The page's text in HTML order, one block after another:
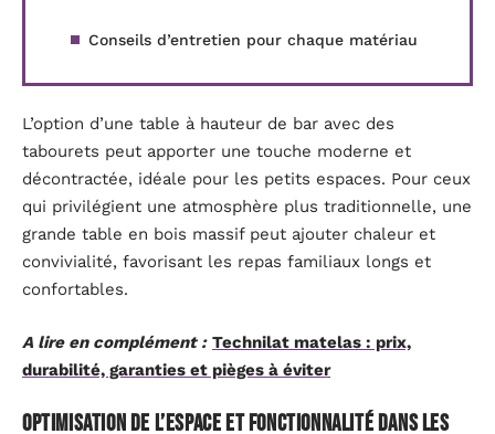
Conseils d’entretien pour chaque matériau
L’option d’une table à hauteur de bar avec des
tabourets peut apporter une touche moderne et
décontractée, idéale pour les petits espaces. Pour ceux
qui privilégient une atmosphère plus traditionnelle, une
grande table en bois massif peut ajouter chaleur et
convivialité, favorisant les repas familiaux longs et
confortables.
A lire en complément : Technilat matelas : prix,
durabilité, garanties et pièges à éviter
Optimisation de l’espace et fonctionnalité dans les